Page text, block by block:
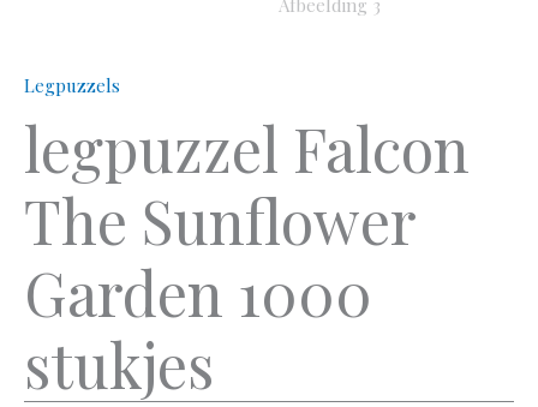
Legpuzzels
legpuzzel Falcon
The Sunflower
Garden 1000
stukjes